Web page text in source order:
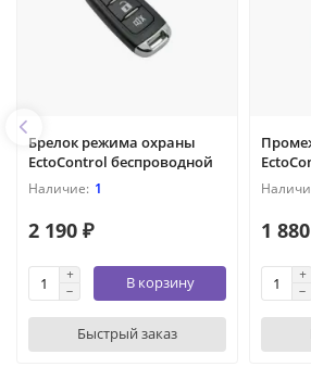
Брелок режима охраны
EctoControl беспроводной
1
2 190 ₽
В корзину
Быстрый заказ
1